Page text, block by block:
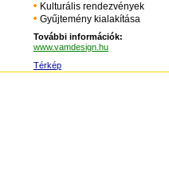
Kulturális rendezvények
lebonyolítása
Gyűjtemény kialakítása
További információk:
www.vamdesign.hu
Térkép